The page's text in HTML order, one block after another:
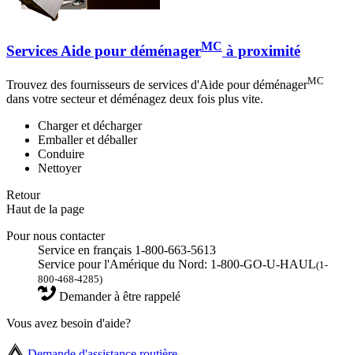
Services Aide pour déménagerMC à proximité
Trouvez des fournisseurs de services d'Aide pour déménagerMC
dans votre secteur et déménagez deux fois plus vite.
Charger et décharger
Emballer et déballer
Conduire
Nettoyer
Retour
Haut de la page
Pour nous contacter
Service en français 1-800-663-5613
Service pour l'Amérique du Nord: 1-800-GO-U-HAUL(1-
800-468-4285)
Demander à être rappelé
Vous avez besoin d'aide?